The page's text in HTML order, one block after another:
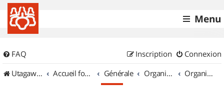
Menu
FAQ Connexion
Inscription
UtagawaVTT (Randos VTT et VTTAE avec traces GPS)
Accueil forum Générale Organisation de sorties & Recherche de partenaires Organisation de sorties en région Île de France